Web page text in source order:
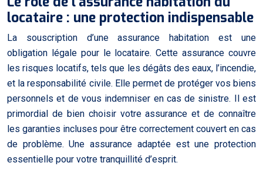
locataire : une protection indispensable
La souscription d’une assurance habitation est une
obligation légale pour le locataire. Cette assurance couvre
les risques locatifs, tels que les dégâts des eaux, l’incendie,
et la responsabilité civile. Elle permet de protéger vos biens
personnels et de vous indemniser en cas de sinistre. Il est
primordial de bien choisir votre assurance et de connaître
les garanties incluses pour être correctement couvert en cas
de problème. Une assurance adaptée est une protection
essentielle pour votre tranquillité d’esprit.